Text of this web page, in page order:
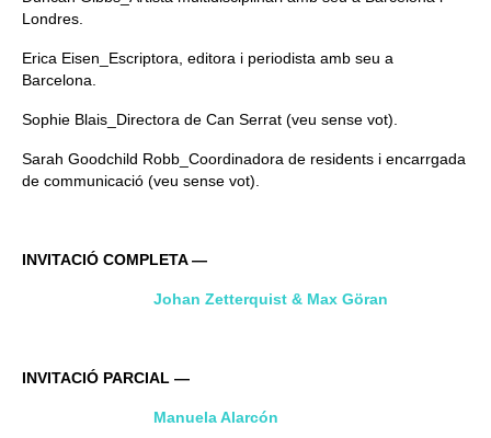
Londres.
Erica Eisen_Escriptora, editora i periodista amb seu a
Barcelona.
Sophie Blais_Directora de Can Serrat (veu sense vot).
Sarah Goodchild Robb_Coordinadora de residents i encarrgada
de communicació (veu sense vot).
INVITACIÓ COMPLETA —
Johan Zetterquist & Max Göran
INVITACIÓ PARCIAL —
Manuela Alarcón